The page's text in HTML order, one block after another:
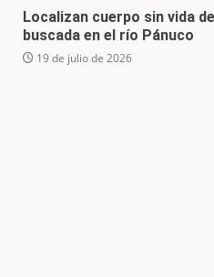
Localizan cuerpo sin vida
buscada en el río Pánuco
19 de julio de 2026